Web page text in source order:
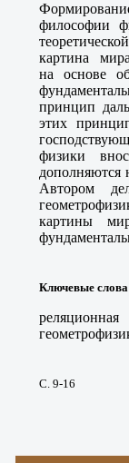
философии
картина
на основе
принцип
этих
физики
дополняются
Автором
картины
Ключевые слова
С. 9-16